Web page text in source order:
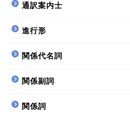
通訳案内士
進行形
関係代名詞
関係副詞
関係詞